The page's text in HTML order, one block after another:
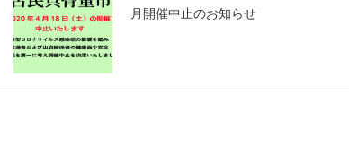
月開催中止のお知らせ